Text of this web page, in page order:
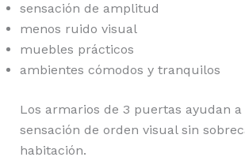
sensación de amplitud
menos ruido visual
muebles prácticos
ambientes cómodos y tranquilos
Los armarios de 3 puertas ayudan
sensación de orden visual sin
habitación.